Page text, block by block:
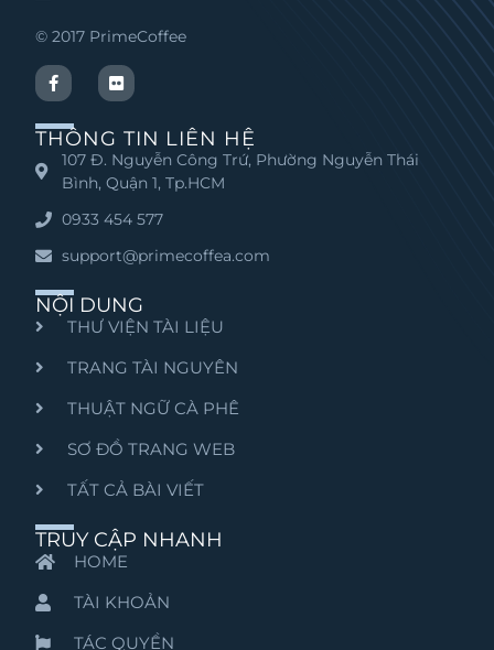
© 2017 PrimeCoffee
THÔNG TIN LIÊN HỆ
107 Đ. Nguyễn Công Trứ, Phường Nguyễn Thái
Bình, Quận 1, Tp.HCM
0933 454 577
support@primecoffea.com
NỘI DUNG
THƯ VIỆN TÀI LIỆU
TRANG TÀI NGUYÊN
THUẬT NGỮ CÀ PHÊ
SƠ ĐỒ TRANG WEB
TẤT CẢ BÀI VIẾT
TRUY CẬP NHANH
HOME
TÀI KHOẢN
TÁC QUYỀN